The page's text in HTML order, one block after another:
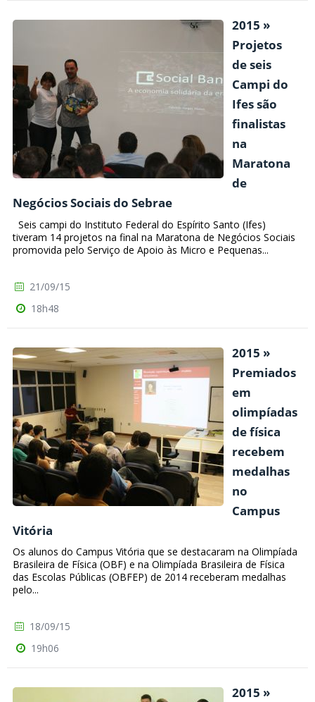
2015 »
Projetos
de seis
Campi do
Ifes são
finalistas
na
Maratona
de
Negócios Sociais do Sebrae
Seis campi do Instituto Federal do Espírito Santo (Ifes)
tiveram 14 projetos na final na Maratona de Negócios Sociais
promovida pelo Serviço de Apoio às Micro e Pequenas...
21/09/15
18h48
2015 »
Premiados
em
olimpíadas
de física
recebem
medalhas
no
Campus
Vitória
Os alunos do Campus Vitória que se destacaram na Olimpíada
Brasileira de Física (OBF) e na Olimpíada Brasileira de Física
das Escolas Públicas (OBFEP) de 2014 receberam medalhas
pelo...
18/09/15
19h06
2015 »